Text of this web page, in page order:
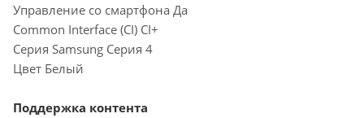
Управление со смартфона Да
Common Interface (CI) CI+
Серия Samsung Серия 4
Цвет Белый
Поддержка контента